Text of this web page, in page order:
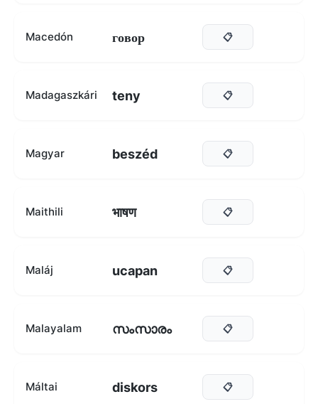
Macedón говор 📋
Madagaszkári teny 📋
Magyar beszéd 📋
Maithili भाषण 📋
Maláj ucapan 📋
Malayalam സംസാരം 📋
Máltai diskors 📋